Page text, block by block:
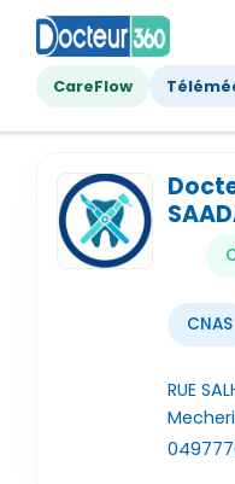
CareFlow
CNAS
RUE